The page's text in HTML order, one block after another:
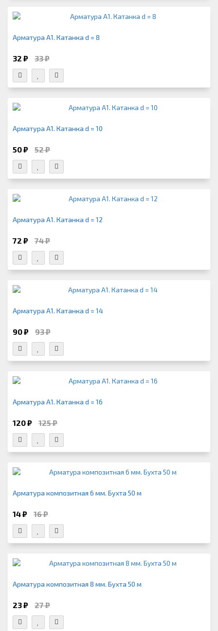
Арматура А1. Катанка d = 8
32 ₽ 33 ₽
Арматура А1. Катанка d = 10
50 ₽ 52 ₽
Арматура А1. Катанка d = 12
72 ₽ 74 ₽
Арматура А1. Катанка d = 14
90 ₽ 93 ₽
Арматура А1. Катанка d = 16
120 ₽ 125 ₽
Арматура композитная 6 мм. Бухта 50 м
14 ₽ 16 ₽
Арматура композитная 8 мм. Бухта 50 м
23 ₽ 27 ₽